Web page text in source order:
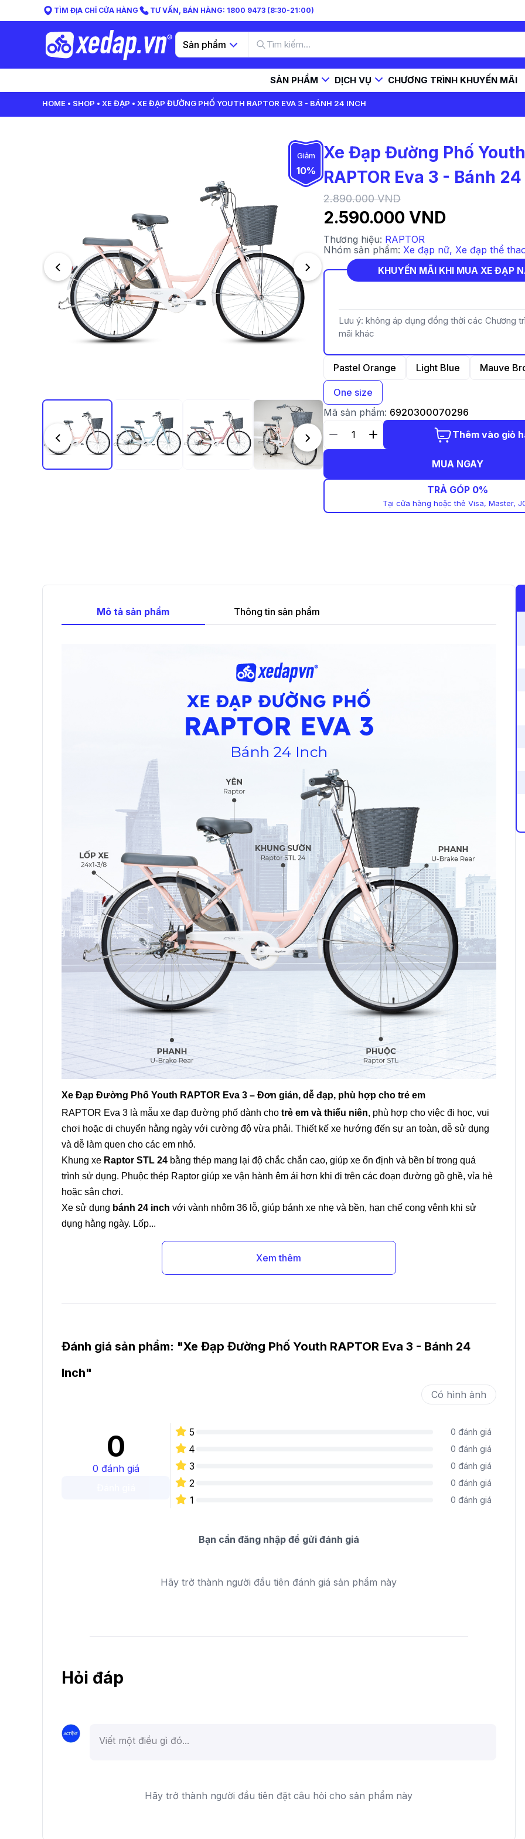
TÌM ĐỊA CHỈ CỬA HÀNG TƯ VẤN, BÁN HÀNG: 1800 9473 (8:30-21:00)
Sản phẩm
SẢN PHẨM DỊCH VỤ CHƯƠNG TRÌNH KHUYẾN MÃI
HOME SHOP XE ĐẠP XE ĐẠP ĐƯỜNG PHỐ YOUTH RAPTOR EVA 3 - BÁNH 24 INCH
Giảm
10%
Xe Đạp Đường Phố Youth
RAPTOR Eva 3 - Bánh
2.590.000 VND
2.890.000 VND
Thương hiệu: RAPTOR
Nhóm sản phẩm: Xe đạp nữ, Xe đạp thể
KHUYẾN MÃI KHI MUA XE ĐẠP
Lưu ý: không áp dụng đồng thời các Chương
mãi khác
Pastel Orange Light Blue Mauve
One size
Mã sản phẩm: 6920300070296
Thêm vào giỏ
MUA NGAY
TRẢ GÓP 0%
Tại cửa hàng hoặc thẻ Visa, Master,
Mô tả sản phẩm Thông tin sản phẩm
Xe Đạp Đường Phố Youth RAPTOR Eva 3 – Đơn giản, dễ đạp, phù hợp cho trẻ em
RAPTOR Eva 3 là mẫu xe đạp đường phố dành cho trẻ em và thiếu niên, phù hợp cho việc đi học, vui
chơi hoặc di chuyển hằng ngày với cường độ vừa phải. Thiết kế xe hướng đến sự an toàn, dễ sử dụng
và dễ làm quen cho các em nhỏ.
Khung xe Raptor STL 24 bằng thép mang lại độ chắc chắn cao, giúp xe ổn định và bền bỉ trong quá
trình sử dụng. Phuộc thép Raptor giúp xe vận hành êm ái hơn khi đi trên các đoạn đường gồ ghề, vỉa hè
hoặc sân chơi.
Xe sử dụng bánh 24 inch với vành nhôm 36 lỗ, giúp bánh xe nhẹ và bền, hạn chế cong vênh khi sử
dụng hằng ngày. Lốp...
Xem thêm
Đánh giá sản phẩm: "Xe Đạp Đường Phố Youth RAPTOR Eva 3 - Bánh 24
Inch"
Có hình ảnh
0
0 đánh giá
5 0 đánh giá
4 0 đánh giá
3 0 đánh giá
2 0 đánh giá
1 0 đánh giá
Bạn cần đăng nhập để gửi đánh giá
Hãy trở thành người đầu tiên đánh giá sản phẩm này
Hỏi đáp
Hãy trở thành người đầu tiên đặt câu hỏi cho sản phẩm này